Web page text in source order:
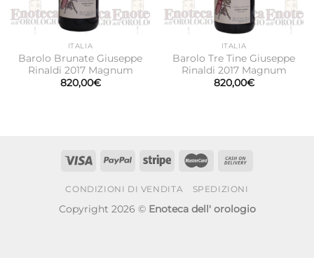
ITALIA
Barolo Brunate Giuseppe
Rinaldi 2017 Magnum
820,00€
ITALIA
Barolo Tre Tine Giuseppe
Rinaldi 2017 Magnum
820,00€
CONDIZIONI DI VENDITA SPEDIZIONI
Copyright 2026 © Enoteca dell' orologio